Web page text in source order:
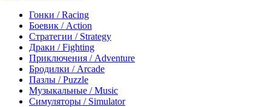
Гонки / Racing
Боевик / Action
Стратегии / Strategy
Драки / Fighting
Приключения / Adventure
Бродилки / Arcade
Пазлы / Puzzle
Музыкальные / Music
Симуляторы / Simulator